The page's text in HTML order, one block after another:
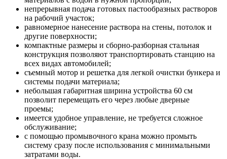
непрерывная подача готовых пастообразных растворов
на рабочий участок;
равномерное нанесение раствора на стены, потолок и
другие поверхности;
компактные размеры и сборно-разборная стальная
конструкция позволяют транспортировать станцию на
всех видах автомобилей;
съемный мотор и решетка для легкой очистки бункера и
системы подачи материала;
небольшая габаритная ширина устройства 60 см
позволит перемещать его через любые дверные
проемы;
имеется удобное управление, не требуется сложное
обслуживание;
с помощью промывочного крана можно промыть
систему сразу после использования с минимальными
затратами воды.